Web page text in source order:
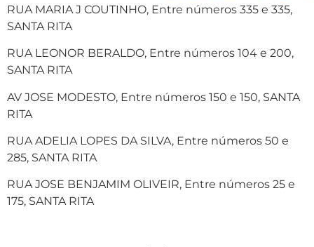
RUA MARIA J COUTINHO, Entre números 335 e 335,
SANTA RITA
RUA LEONOR BERALDO, Entre números 104 e 200,
SANTA RITA
AV JOSE MODESTO, Entre números 150 e 150, SANTA
RITA
RUA ADELIA LOPES DA SILVA, Entre números 50 e
285, SANTA RITA
RUA JOSE BENJAMIM OLIVEIR, Entre números 25 e
175, SANTA RITA